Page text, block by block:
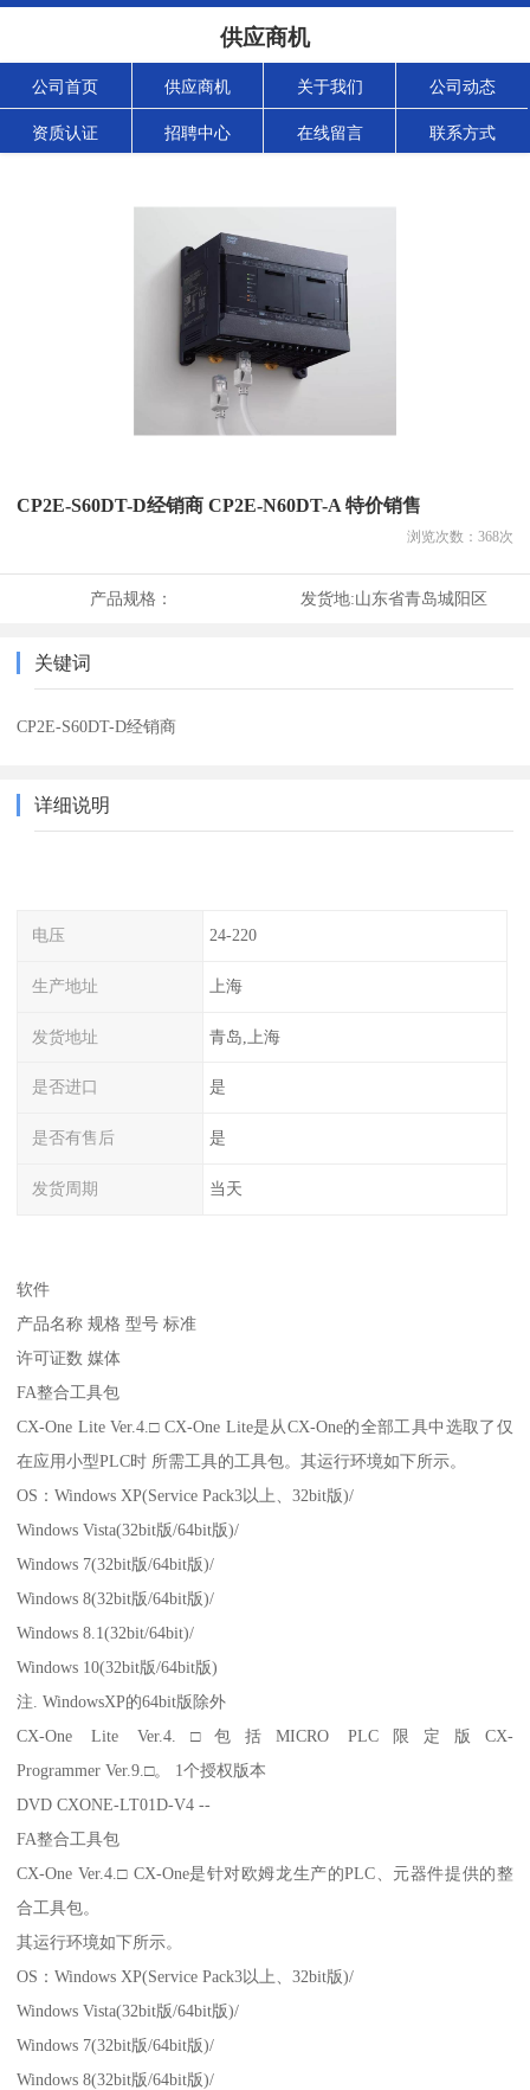
供应商机
公司首页 供应商机 关于我们 公司动态
资质认证 招聘中心 在线留言 联系方式
CP2E-S60DT-D经销商 CP2E-N60DT-A 特价销售
浏览次数： 368次
产品规格： 发货地:山东省青岛城阳区
关键词
CP2E-S60DT-D经销商
详细说明
电压 24-220
生产地址 上海
发货地址 青岛,上海
是否进口 是
是否有售后 是
发货周期 当天
软件
产品名称 规格 型号 标准
许可证数 媒体
FA整合工具包
CX-One Lite Ver.4.□ CX-One Lite是从CX-One的全部工具中选取了仅
在应用小型PLC时 所需工具的工具包。其运行环境如下所示。
OS：Windows XP(Service Pack3以上、32bit版)/
Windows Vista(32bit版/64bit版)/
Windows 7(32bit版/64bit版)/
Windows 8(32bit版/64bit版)/
Windows 8.1(32bit/64bit)/
Windows 10(32bit版/64bit版)
注. WindowsXP的64bit版除外
CX-One Lite Ver.4.□包括MICRO PLC限定版CX-
Programmer Ver.9.□。 1个授权版本
DVD CXONE-LT01D-V4 --
FA整合工具包
CX-One Ver.4.□ CX-One是针对欧姆龙生产的PLC、元器件提供的整
合工具包。
其运行环境如下所示。
OS：Windows XP(Service Pack3以上、32bit版)/
Windows Vista(32bit版/64bit版)/
Windows 7(32bit版/64bit版)/
Windows 8(32bit版/64bit版)/